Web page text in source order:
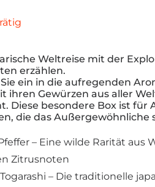
Weltreise mit der
erzählen.
ein in die aufregenden
ihren Gewürzen aus aller
Diese besondere Box ist für
die das Außergewöhnliche
– Eine wilde Rarität aus
Zitrusnoten
– Die traditionelle